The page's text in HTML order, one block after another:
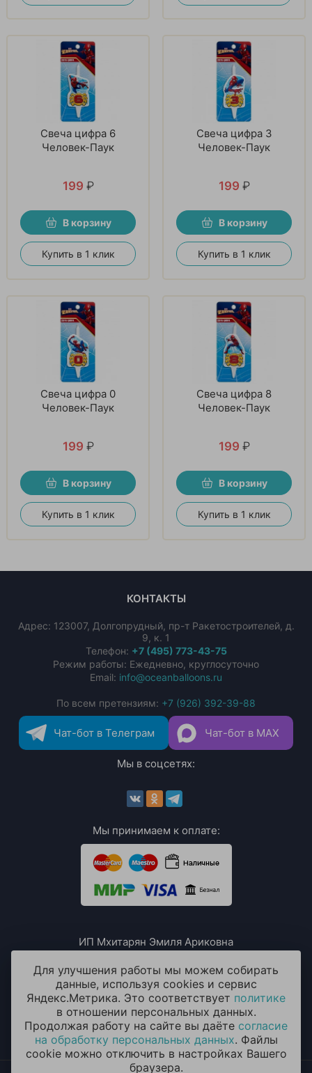
Свеча цифра 6
Человек-Паук
199 ₽
В корзину
Купить в 1 клик
Свеча цифра 3
Человек-Паук
199 ₽
В корзину
Купить в 1 клик
Свеча цифра 0
Человек-Паук
199 ₽
В корзину
Купить в 1 клик
Свеча цифра 8
Человек-Паук
199 ₽
В корзину
Купить в 1 клик
КОНТАКТЫ
Адрес: 123007, Долгопрудный, пр-т Ракетостроителей, д.
9, к. 1
Телефон: +7 (495) 773-43-75
Режим работы: Ежедневно, круглосуточно
Email: info@oceanballoons.ru
По всем претензиям: +7 (926) 392-39-88
Чат-бот в Телеграм Чат-бот в MAX
Мы в соцсетях:
Мы принимаем к оплате:
ИП Мхитарян Эмиля Ариковна
ИНН: 771385063807
ОГРН / ОГРНИП: 319508100076230
Для улучшения работы мы можем собирать
данные, используя cookies и сервис
Яндекс.Метрика. Это соответствует политике
в отношении персональных данных.
Продолжая работу на сайте вы даёте согласие
на обработку персональных данных. Файлы
cookie можно отключить в настройках Вашего
браузера.